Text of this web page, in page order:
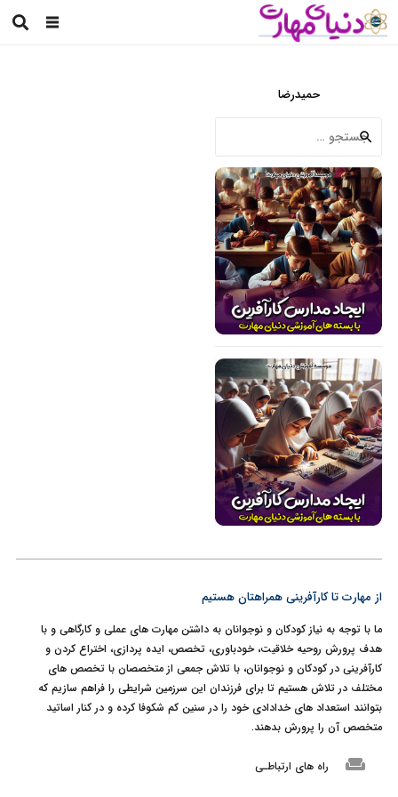
حمیدرضا
برای:
از مهارت تا کارآفرینی همراهتان هستیم
ما با توجه به نیاز کودکان و نوجوانان به داشتن مهارت های عملی و کارگاهی و با
هدف پرورش روحیه خلاقیت، خودباوری، تخصص، ایده پردازی، اختراع کردن و
کارآفرینی در کودکان و نوجوانان، با تلاش جمعی از متخصصان با تخصص های
مختلف در تلاش هستیم تا برای فرزندان این سرزمین شرایطی را فراهم سازیم که
بتوانند استعداد های خدادادی خود را در سنین کم شکوفا کرده و در کنار اساتید
متخصص آن را پرورش بدهند.
weekend راه های ارتباطـی